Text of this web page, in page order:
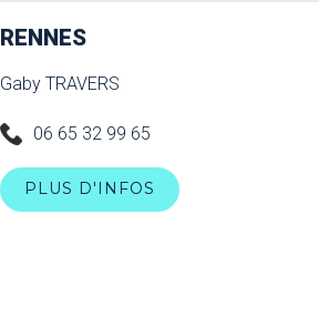
RENNES
Gaby TRAVERS
06 65 32 99 65
PLUS D'INFOS